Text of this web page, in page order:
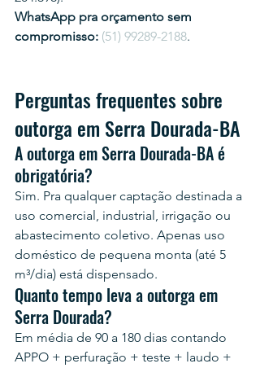
WhatsApp pra orçamento sem
compromisso: (51) 99289-2188.
Perguntas frequentes sobre
outorga em Serra Dourada-BA
A outorga em Serra Dourada-BA é
obrigatória?
Sim. Pra qualquer captação destinada a
uso comercial, industrial, irrigação ou
abastecimento coletivo. Apenas uso
doméstico de pequena monta (até 5
m³/dia) está dispensado.
Quanto tempo leva a outorga em
Serra Dourada?
Em média de 90 a 180 dias contando
APPO + perfuração + teste + laudo +